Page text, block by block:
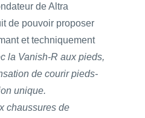
de Altra
de pouvoir proposer
et techniquement
la Vanish-R aux pieds,
de courir pieds-
unique.
chaussures de